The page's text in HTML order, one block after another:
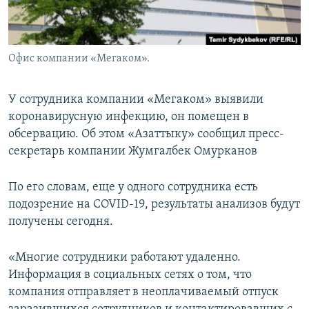
Офис компании «Мегаком».
У сотрудника компании «Мегаком» выявили
коронавирусную инфекцию, он помещен в
обсервацию. Об этом «Азаттыку» сообщил пресс-
секретарь компании Жумгалбек Омурканов
По его словам, еще у одного сотрудника есть
подозрение на COVID-19, результаты анализов будут
получены сегодня.
«Многие сотрудники работают удаленно.
Информация в социальных сетях о том, что
компания отправляет в неоплачиваемый отпуск